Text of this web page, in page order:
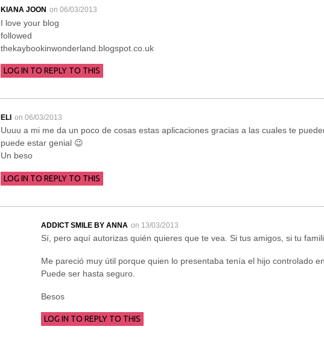
KIANA JOON on 06/03/2013
I love your blog
followed
thekaybookinwonderland.blogspot.co.uk
LOG IN TO REPLY TO THIS
ELI on 06/03/2013
Uuuu a mi me da un poco de cosas estas aplicaciones gracias a las cuales te
puede estar genial 😉
Un beso
LOG IN TO REPLY TO THIS
ADDICT SMILE BY ANNA on 13/03/2013
Sí, pero aquí autorizas quién quieres que te vea. Si tus amigos, si tu
Me pareció muy útil porque quien lo presentaba tenía el hijo controlado
Puede ser hasta seguro.
Besos
LOG IN TO REPLY TO THIS